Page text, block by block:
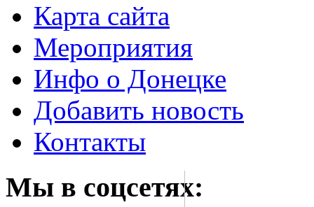
Карта сайта
Мероприятия
Инфо о Донецке
Добавить новость
Контакты
Мы в соцсетях: